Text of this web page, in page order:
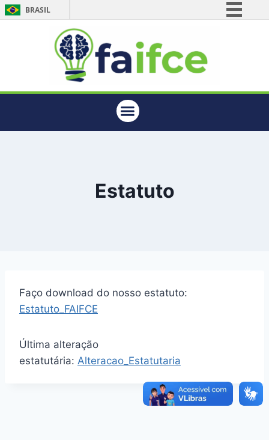
BRASIL
Participe
Estatuto
Faço download do nosso estatuto:
Estatuto_FAIFCE
Última alteração
estatutária: Alteracao_Estatutaria